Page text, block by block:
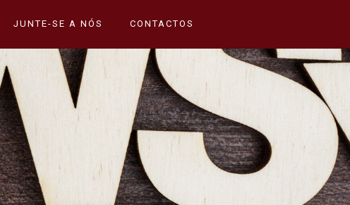
JUNTE-SE A NÓS CONTACTOS